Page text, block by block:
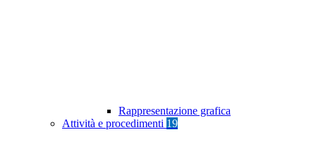
Rappresentazione grafica
Attività e procedimenti 19